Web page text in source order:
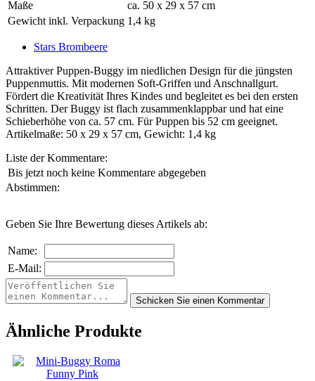
Maße
ca. 50 x 29 x 57 cm
Gewicht inkl. Verpackung 1,4 kg
Stars Brombeere
Attraktiver Puppen-Buggy im niedlichen Design für die jüngsten
Puppenmuttis. Mit modernen Soft-Griffen und Anschnallgurt.
Fördert die Kreativität Ihres Kindes und begleitet es bei den ersten
Schritten. Der Buggy ist flach zusammenklappbar und hat eine
Schieberhöhe von ca. 57 cm. Für Puppen bis 52 cm geeignet.
Artikelmaße: 50 x 29 x 57 cm, Gewicht: 1,4 kg
Liste der Kommentare:
Bis jetzt noch keine Kommentare abgegeben
Abstimmen:
Geben Sie Ihre Bewertung dieses Artikels ab:
Name:
E-Mail:
Ähnliche Produkte